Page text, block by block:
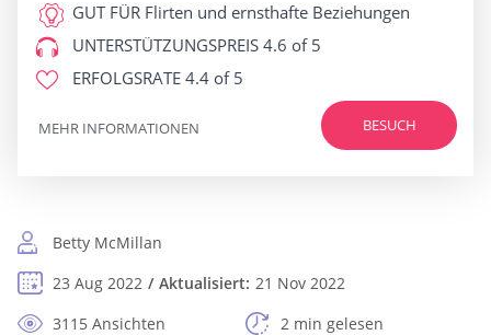
GUT FÜR Flirten und ernsthafte Beziehungen
UNTERSTÜTZUNGSPREIS 4.6 of 5
ERFOLGSRATE 4.4 of 5
BESUCH
MEHR INFORMATIONEN
Betty McMillan
23 Aug 2022
Aktualisiert: 21 Nov 2022
3115 Ansichten
2 min gelesen